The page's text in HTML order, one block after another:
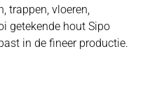
trappen, vloeren,
getekende hout Sipo
in de fineer productie.